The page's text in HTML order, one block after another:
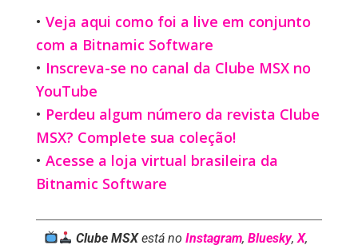
• Veja aqui como foi a live em conjunto
com a Bitnamic Software
• Inscreva-se no canal da Clube MSX no
YouTube
• Perdeu algum número da revista Clube
MSX? Complete sua coleção!
• Acesse a loja virtual brasileira da
Bitnamic Software
Clube MSXestá noInstagram,Bluesky,X,